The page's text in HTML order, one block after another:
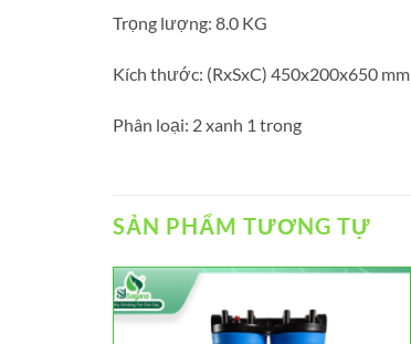
Trọng lượng: 8.0 KG
Kích thước: (RxSxC) 450x200x650 mm
Phân loại: 2 xanh 1 trong
SẢN PHẨM TƯƠNG TỰ